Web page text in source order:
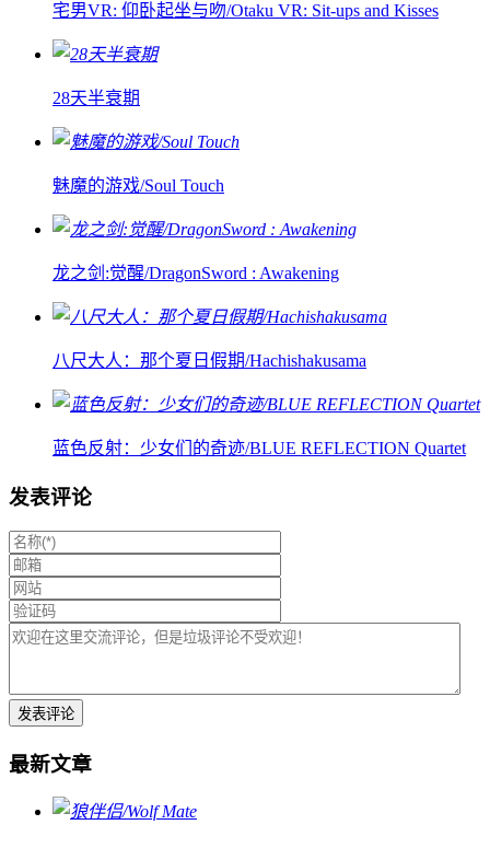
宅男VR: 仰卧起坐与吻/Otaku VR: Sit-ups and Kisses
28天半衰期
魅魔的游戏/Soul Touch
龙之剑:觉醒/DragonSword : Awakening
八尺大人：那个夏日假期/Hachishakusama
蓝色反射：少女们的奇迹/BLUE REFLECTION Quartet
发表评论
最新文章